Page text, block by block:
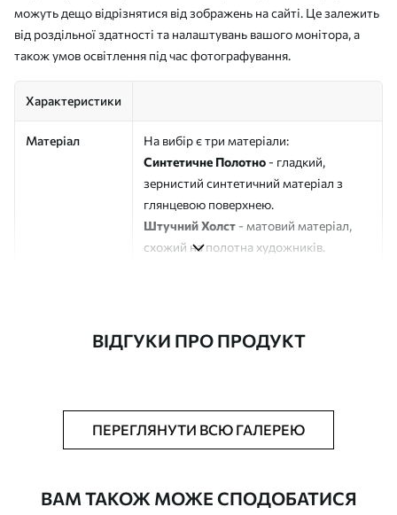
можуть дещо відрізнятися від зображень на сайті. Це залежить
від роздільної здатності та налаштувань вашого монітора, а
також умов освітлення під час фотографування.
Характеристики
Матеріал
На вибір є три матеріали:
Синтетичне Полотно - гладкий,
зернистий синтетичний матеріал з
глянцевою поверхнею.
Штучний Холст - матовий матеріал,
схожий на полотна художників.
Додатково Можна додати лакове покриття.
ВІДГУКИ ПРО ПРОДУКТ
ПЕРЕГЛЯНУТИ ВСЮ ГАЛЕРЕЮ
ВАМ ТАКОЖ МОЖЕ СПОДОБАТИСЯ